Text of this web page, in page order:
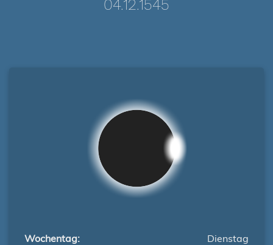
04.12.1545
Wochentag:
Dienstag